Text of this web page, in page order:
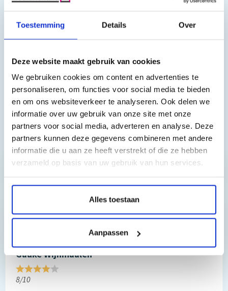
Toestemming Details Over
Deze website maakt gebruik van cookies
We gebruiken cookies om content en advertenties te
personaliseren, om functies voor social media te bieden
en om ons websiteverkeer te analyseren. Ook delen we
informatie over uw gebruik van onze site met onze
partners voor social media, adverteren en analyse. Deze
partners kunnen deze gegevens combineren met andere
informatie die u aan ze heeft verstrekt of die ze hebben
verzameld op basis van uw gebruik van hun services.
Alles toestaan
Aanpassen
HP Officejet PRO 8500 A Premium, HP Officejet PRO 8500 A
Enterprise, HP Officejet PRO 8500 Wireless, HP Officejet PRO
Wireless, HP Officejet PRO 8000
Toch nog een vraag?
Reviews van klanten…
Gauke Wijnmaalen
8/10